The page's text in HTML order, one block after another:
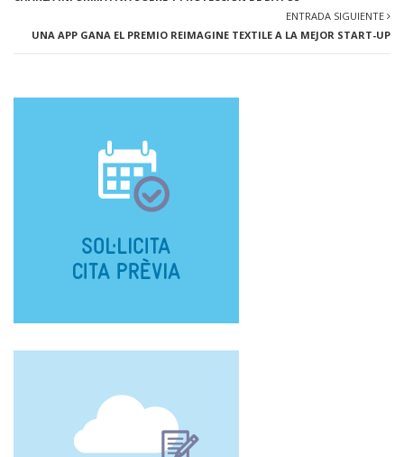
ENTRADA SIGUIENTE
UNA APP GANA EL PREMIO REIMAGINE TEXTILE A LA MEJOR START-UP